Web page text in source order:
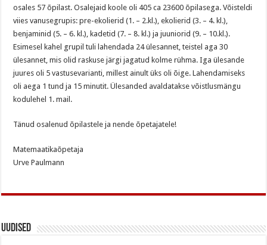
osales 57 õpilast. Osalejaid koole oli 405 ca 23600 õpilasega. Võisteldi
viies vanusegrupis: pre-ekolierid (1. – 2.kl.), ekolierid (3. – 4. kl.),
benjaminid (5. – 6. kl.), kadetid (7. – 8. kl.) ja juuniorid (9. – 10.kl.).
Esimesel kahel grupil tuli lahendada 24 ülesannet, teistel aga 30
ülesannet, mis olid raskuse järgi jagatud kolme rühma. Iga ülesande
juures oli 5 vastusevarianti, millest ainult üks oli õige. Lahendamiseks
oli aega 1 tund ja 15 minutit. Ülesanded avaldatakse võistlusmängu
kodulehel 1. mail.
Tänud osalenud õpilastele ja nende õpetajatele!
Matemaatikaõpetaja
Urve Paulmann
Uudised